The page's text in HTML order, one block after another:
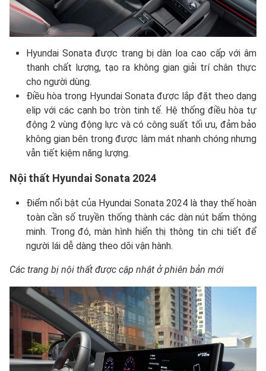
Hyundai Sonata được trang bị dàn loa cao cấp với âm
thanh chất lượng, tạo ra không gian giải trí chân thực
cho người dùng.
Điều hòa trong Hyundai Sonata được lắp đặt theo dạng
elip với các cạnh bo tròn tinh tế. Hệ thống điều hòa tự
động 2 vùng động lực và có công suất tối ưu, đảm bảo
không gian bên trong được làm mát nhanh chóng nhưng
vẫn tiết kiệm năng lượng.
Nội thất Hyundai Sonata 2024
Điểm nổi bật của Hyundai Sonata 2024 là thay thế hoàn
toàn cần số truyền thống thành các dàn nút bấm thông
minh. Trong đó, màn hình hiển thị thông tin chi tiết để
người lái dễ dàng theo dõi vận hành.
Các trang bị nội thất được cập nhật ở phiên bản mới